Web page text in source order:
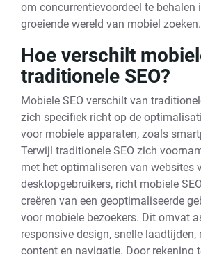
om concurrentievoordeel te behalen
groeiende wereld van mobiel zoeken.
Hoe verschilt
traditionele SEO?
Mobiele SEO verschilt van
zich specifiek richt op de
voor mobiele apparaten, zoals
Terwijl traditionele SEO zich
met het optimaliseren van websites
desktopgebruikers, richt mobiele
creëren van een geoptimaliseerde
voor mobiele bezoekers. Dit omvat
responsive design, snelle
content en navigatie. Door rekening